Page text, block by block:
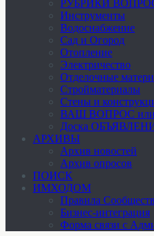
РУБРИКИ
Инструменты
Водоснабжение
Сад и Огород
Отопление
Электричество
Отделочные
Стройматериалы
Стены и
ВАШ ВОПРОС
Доска
АРХИВЫ
Архив новостей
Архив опросов
ПОИСК
ИМХОДОМ
Правила
Бизнес-интеграция
Форма связи с